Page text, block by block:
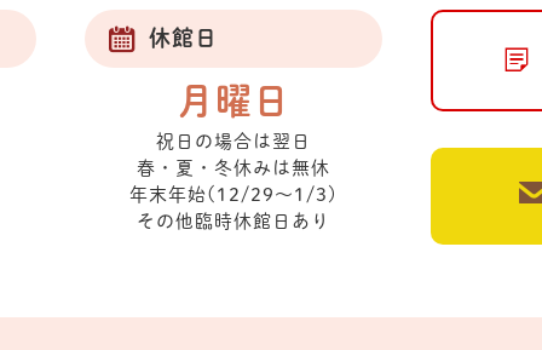
休館日
月曜日
祝日の場合は翌日
春・夏・冬休みは無休
年末年始(12/29～1/3)
その他臨時休館日あり